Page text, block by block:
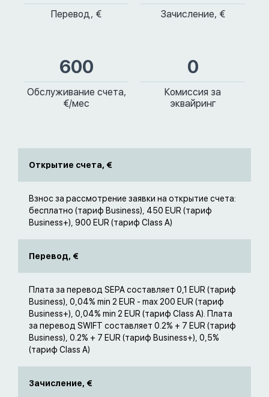
Перевод, € Зачисление, €
600
Обслуживание счета,
€/мес
0
Комиссия за
эквайринг
Открытие счета, €
Взнос за рассмотрение заявки на открытие счета:
бесплатно (тариф Business), 450 EUR (тариф
Business+), 900 EUR (тариф Class A)
Перевод, €
Плата за перевод SEPA составляет 0,1 EUR (тариф
Business), 0,04% min 2 EUR - max 200 EUR (тариф
Business+), 0,04% min 2 EUR (тариф Class A). Плата
за перевод SWIFT составляет 0.2% + 7 EUR (тариф
Business), 0.2% + 7 EUR (тариф Business+), 0,5%
(тариф Class A)
Зачисление, €